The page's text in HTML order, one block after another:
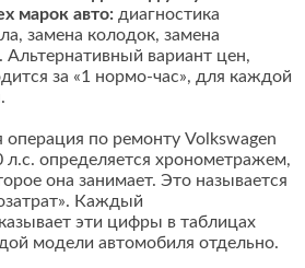
марок авто: диагностика
замена колодок, замена
вариант цен,
за «1 нормо-час», для каждой
операция по ремонту Volkswagen
определяется хронометражем,
она занимает. Это называется
Каждый
эти цифры в таблицах
модели автомобиля отдельно.